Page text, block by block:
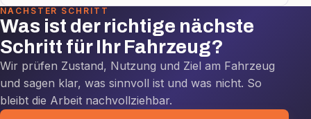
NÄCHSTER SCHRITT
Was ist der richtige nächste
Schritt für Ihr Fahrzeug?
Wir prüfen Zustand, Nutzung und Ziel am Fahrzeug
und sagen klar, was sinnvoll ist und was nicht. So
bleibt die Arbeit nachvollziehbar.